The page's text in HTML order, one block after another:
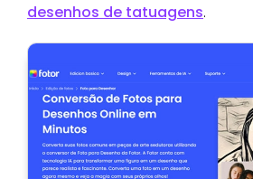
desenhos de tatuagens.